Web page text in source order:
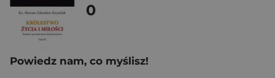
0
Powiedz nam, co myślisz!